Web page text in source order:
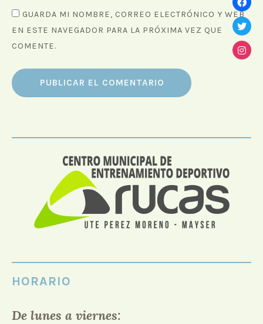
GUARDA MI NOMBRE, CORREO ELECTRÓNICO Y WEB
EN ESTE NAVEGADOR PARA LA PRÓXIMA VEZ QUE
COMENTE.
HORARIO
De lunes a viernes: